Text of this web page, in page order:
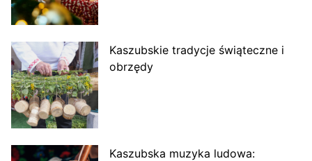
Kaszubskie tradycje świąteczne i
obrzędy
Kaszubska muzyka ludowa: